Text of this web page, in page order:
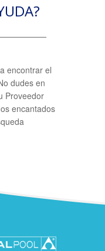
encontrar el
dudes en
Proveedor
encantados